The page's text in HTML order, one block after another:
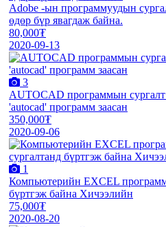
Adobe -ын программуудын
өдөр бүр явагдаж байна.
80,000₮
2020-09-13
3
AUTOCAD программын
'autocad' программ заасан
350,000₮
2020-09-06
1
Компьютерийн EXCEL
бүртгэж байна Хичээлийн
75,000₮
2020-08-20